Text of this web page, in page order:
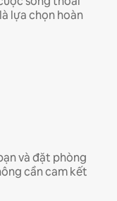
lựa chọn hoàn
và đặt phòng
cần cam kết